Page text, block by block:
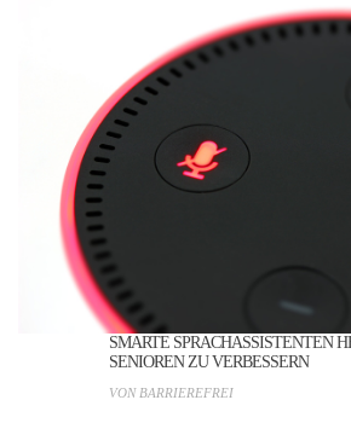
SMARTE SPRACHASSISTENTEN
SENIOREN ZU VERBESSERN
VON BARRIEREFREI